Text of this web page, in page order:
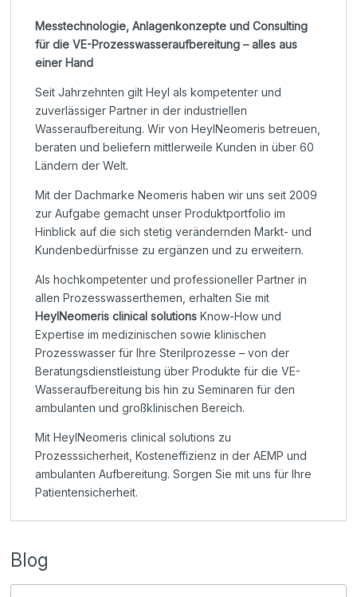
Messtechnologie, Anlagenkonzepte und Consulting
für die VE-Prozesswasseraufbereitung – alles aus
einer Hand
Seit Jahrzehnten gilt Heyl als kompetenter und
zuverlässiger Partner in der industriellen
Wasseraufbereitung. Wir von HeylNeomeris betreuen,
beraten und beliefern mittlerweile Kunden in über 60
Ländern der Welt.
Mit der Dachmarke Neomeris haben wir uns seit 2009
zur Aufgabe gemacht unser Produktportfolio im
Hinblick auf die sich stetig verändernden Markt- und
Kundenbedürfnisse zu ergänzen und zu erweitern.
Als hochkompetenter und professioneller Partner in
allen Prozesswasserthemen, erhalten Sie mit
HeylNeomeris clinical solutions Know-How und
Expertise im medizinischen sowie klinischen
Prozesswasser für Ihre Sterilprozesse – von der
Beratungsdienstleistung über Produkte für die VE-
Wasseraufbereitung bis hin zu Seminaren für den
ambulanten und großklinischen Bereich.
Mit HeylNeomeris clinical solutions zu
Prozesssicherheit, Kosteneffizienz in der AEMP und
ambulanten Aufbereitung. Sorgen Sie mit uns für Ihre
Patientensicherheit.
Blog